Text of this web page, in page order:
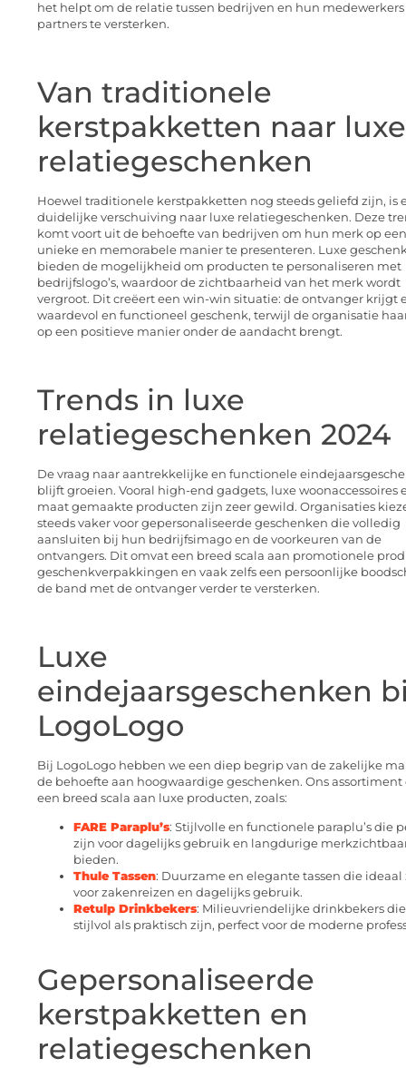
het helpt om de relatie tussen bedrijven en hun medewerkers
partners te versterken.
Van traditionele
kerstpakketten naar luxe
relatiegeschenken
Hoewel traditionele kerstpakketten nog steeds geliefd zijn, is
duidelijke verschuiving naar luxe relatiegeschenken. Deze
komt voort uit de behoefte van bedrijven om hun merk op een
unieke en memorabele manier te presenteren. Luxe
bieden de mogelijkheid om producten te personaliseren met
bedrijfslogo’s, waardoor de zichtbaarheid van het merk wordt
vergroot. Dit creëert een win-win situatie: de ontvanger krijgt
waardevol en functioneel geschenk, terwijl de organisatie
op een positieve manier onder de aandacht brengt.
Trends in luxe
relatiegeschenken 2024
De vraag naar aantrekkelijke en functionele
blijft groeien. Vooral high-end gadgets, luxe woonaccessoires
maat gemaakte producten zijn zeer gewild. Organisaties
steeds vaker voor gepersonaliseerde geschenken die volledig
aansluiten bij hun bedrijfsimago en de voorkeuren van de
ontvangers. Dit omvat een breed scala aan promotionele
geschenkverpakkingen en vaak zelfs een persoonlijke
de band met de ontvanger verder te versterken.
Luxe
eindejaarsgeschenken
LogoLogo
Bij LogoLogo hebben we een diep begrip van de zakelijke
de behoefte aan hoogwaardige geschenken. Ons assortiment
een breed scala aan luxe producten, zoals:
FARE Paraplu’s: Stijlvolle en functionele paraplu’s die
zijn voor dagelijks gebruik en langdurige
bieden.
Thule Tassen: Duurzame en elegante tassen die ideaal
voor zakenreizen en dagelijks gebruik.
Retulp Drinkbekers: Milieuvriendelijke drinkbekers
stijlvol als praktisch zijn, perfect voor de moderne
Gepersonaliseerde
kerstpakketten en
relatiegeschenken